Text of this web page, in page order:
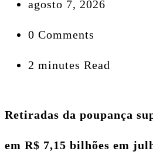
agosto 7, 2026
0 Comments
2 minutes Read
Retiradas da poupança
em R$ 7,15 bilhões em